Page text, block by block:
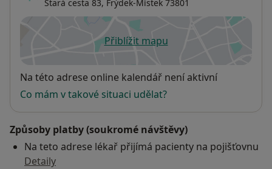
Stará cesta 83, Frýdek-Místek 73801
Přiblížit mapuse otevře v nové záložce
Dostupnost
Na této adrese online kalendář není aktivní
Co mám v takové situaci udělat?
Způsoby platby (soukromé návštěvy)
Na teto adrese lékař přijímá pacienty na pojišťovnu
Detaily